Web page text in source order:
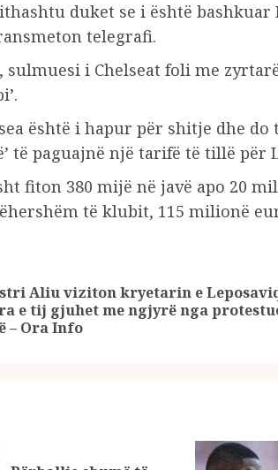
duket se i është
telegrafi.
sulmuesi i Chelseat foli me
është i hapur për shitje dhe
të paguajnë një tarifë të tillë për
fiton 380 mijë në javë apo 20
të klubit, 115 milionë
Aliu viziton kryetarin e
e tij gjuhet me ngjyrë nga
– Ora Info